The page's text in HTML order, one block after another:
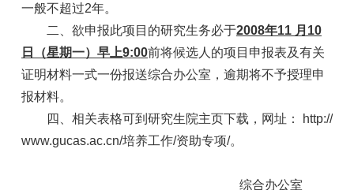
一般不超过2年。
二、欲申报此项目的研究生务必于2008年11 月 10
日（星期一）早上9:00前将候选人的项目申报表及有关
证明材料一式一份报送综合办公室，逾期将不予授理申
报材料。
四、相关表格可到研究生院主页下载，网址： http://
www.gucas.ac.cn/培养工作/资助专项/。
综合办公室